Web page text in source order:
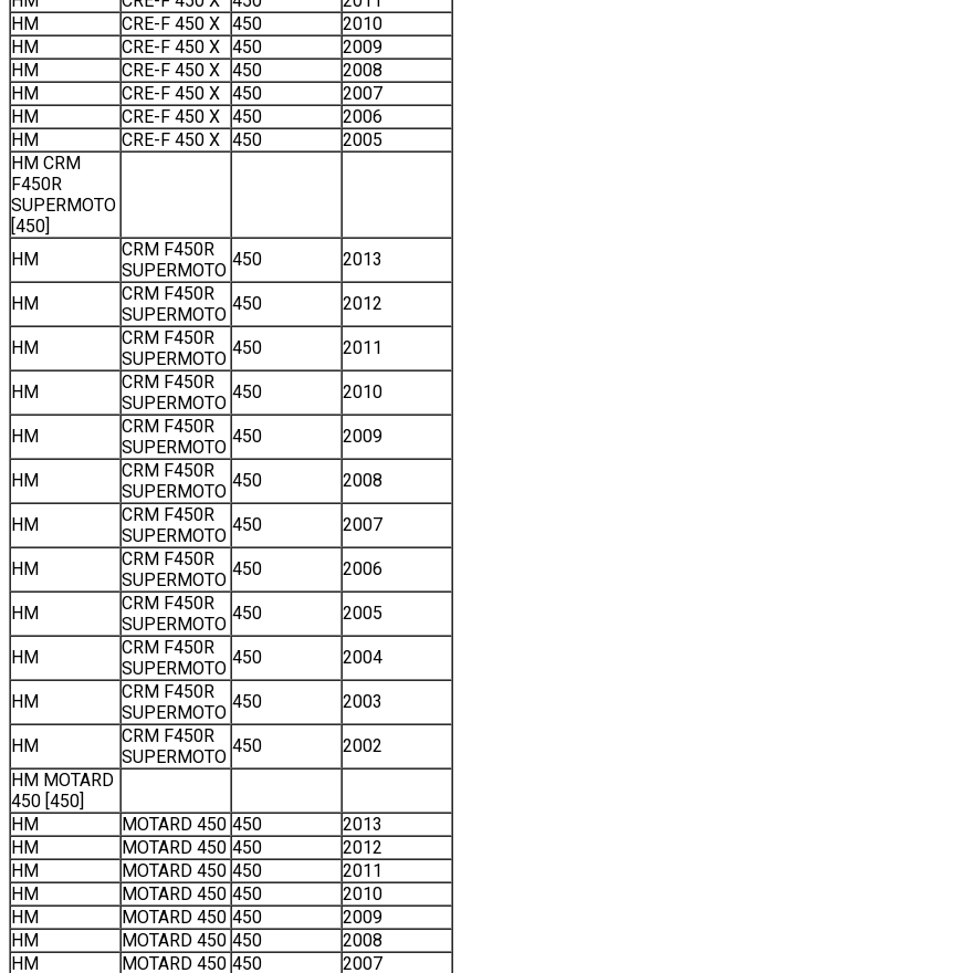
HM
CRE-F 450 X 450
2010
HM
CRE-F 450 X 450
2009
HM
CRE-F 450 X 450
2008
HM
CRE-F 450 X 450
2007
HM
CRE-F 450 X 450
2006
HM
CRE-F 450 X 450
2005
HM CRM
F450R
SUPERMOTO
[450]
HM
CRM F450R
SUPERMOTO
450 2013
HM
CRM F450R
SUPERMOTO
450 2012
HM
CRM F450R
SUPERMOTO
450 2011
HM
CRM F450R
SUPERMOTO
450 2010
HM
CRM F450R
SUPERMOTO
450 2009
HM
CRM F450R
SUPERMOTO
450 2008
HM
CRM F450R
SUPERMOTO
450 2007
HM
CRM F450R
SUPERMOTO
450 2006
HM
CRM F450R
SUPERMOTO
450 2005
HM
CRM F450R
SUPERMOTO
450 2004
HM
CRM F450R
SUPERMOTO
450 2003
HM
CRM F450R
SUPERMOTO
450
2002
HM MOTARD
450 [450]
HM
MOTARD 450 450
2013
HM
MOTARD 450 450
2012
HM
MOTARD 450 450
2011
HM
MOTARD 450 450
2010
HM
MOTARD 450 450
2009
HM
MOTARD 450 450
2008
HM
MOTARD 450 450
2007